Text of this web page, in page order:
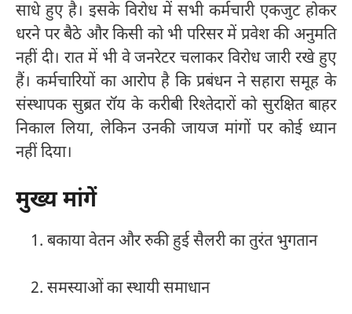
साधे हुए है। इसके विरोध में सभी कर्मचारी एकजुट होकर
धरने पर बैठे और किसी को भी परिसर में प्रवेश की अनुमति
नहीं दी। रात में भी वे जनरेटर चलाकर विरोध जारी रखे हुए
हैं। कर्मचारियों का आरोप है कि प्रबंधन ने सहारा समूह के
संस्थापक सुब्रत रॉय के करीबी रिश्तेदारों को सुरक्षित बाहर
निकाल लिया, लेकिन उनकी जायज मांगों पर कोई ध्यान
नहीं दिया।
मुख्य मांगें
बकाया वेतन और रुकी हुई सैलरी का तुरंत भुगतान
समस्याओं का स्थायी समाधान